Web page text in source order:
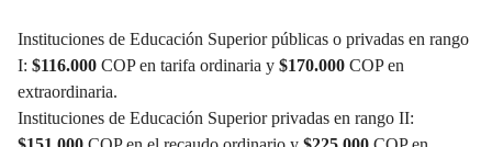
Instituciones de Educación Superior públicas o privadas en rango
I: $116.000 COP en tarifa ordinaria y $170.000 COP en
extraordinaria.
Instituciones de Educación Superior privadas en rango II: